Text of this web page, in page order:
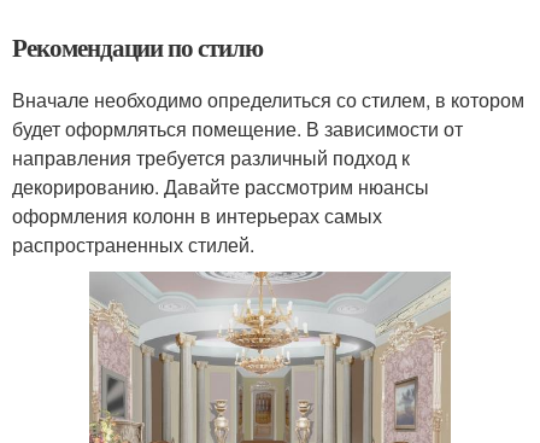
Рекомендации по стилю
Вначале необходимо определиться со стилем, в котором
будет оформляться помещение. В зависимости от
направления требуется различный подход к
декорированию. Давайте рассмотрим нюансы
оформления колонн в интерьерах самых
распространенных стилей.